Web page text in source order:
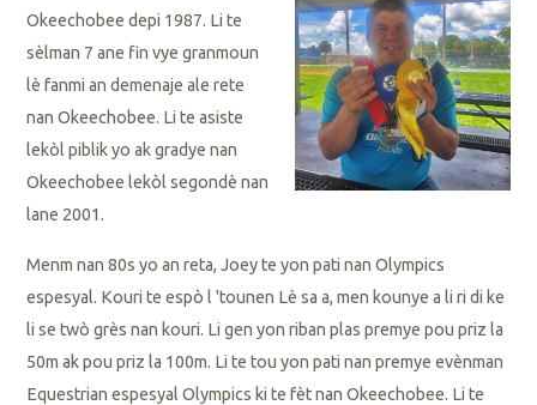
Okeechobee depi 1987. Li te
sèlman 7 ane fin vye granmoun
lè fanmi an demenaje ale rete
nan Okeechobee. Li te asiste
lekòl piblik yo ak gradye nan
Okeechobee lekòl segondè nan
lane 2001.
Menm nan 80s yo an reta, Joey te yon pati nan Olympics
espesyal. Kouri te espò l 'tounen Lè sa a, men kounye a li ri di ke
li se twò grès nan kouri. Li gen yon riban plas premye pou priz la
50m ak pou priz la 100m. Li te tou yon pati nan premye evènman
Equestrian espesyal Olympics ki te fèt nan Okeechobee. Li te